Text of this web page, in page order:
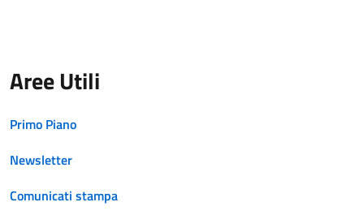
Aree Utili
Primo Piano
Newsletter
Comunicati stampa